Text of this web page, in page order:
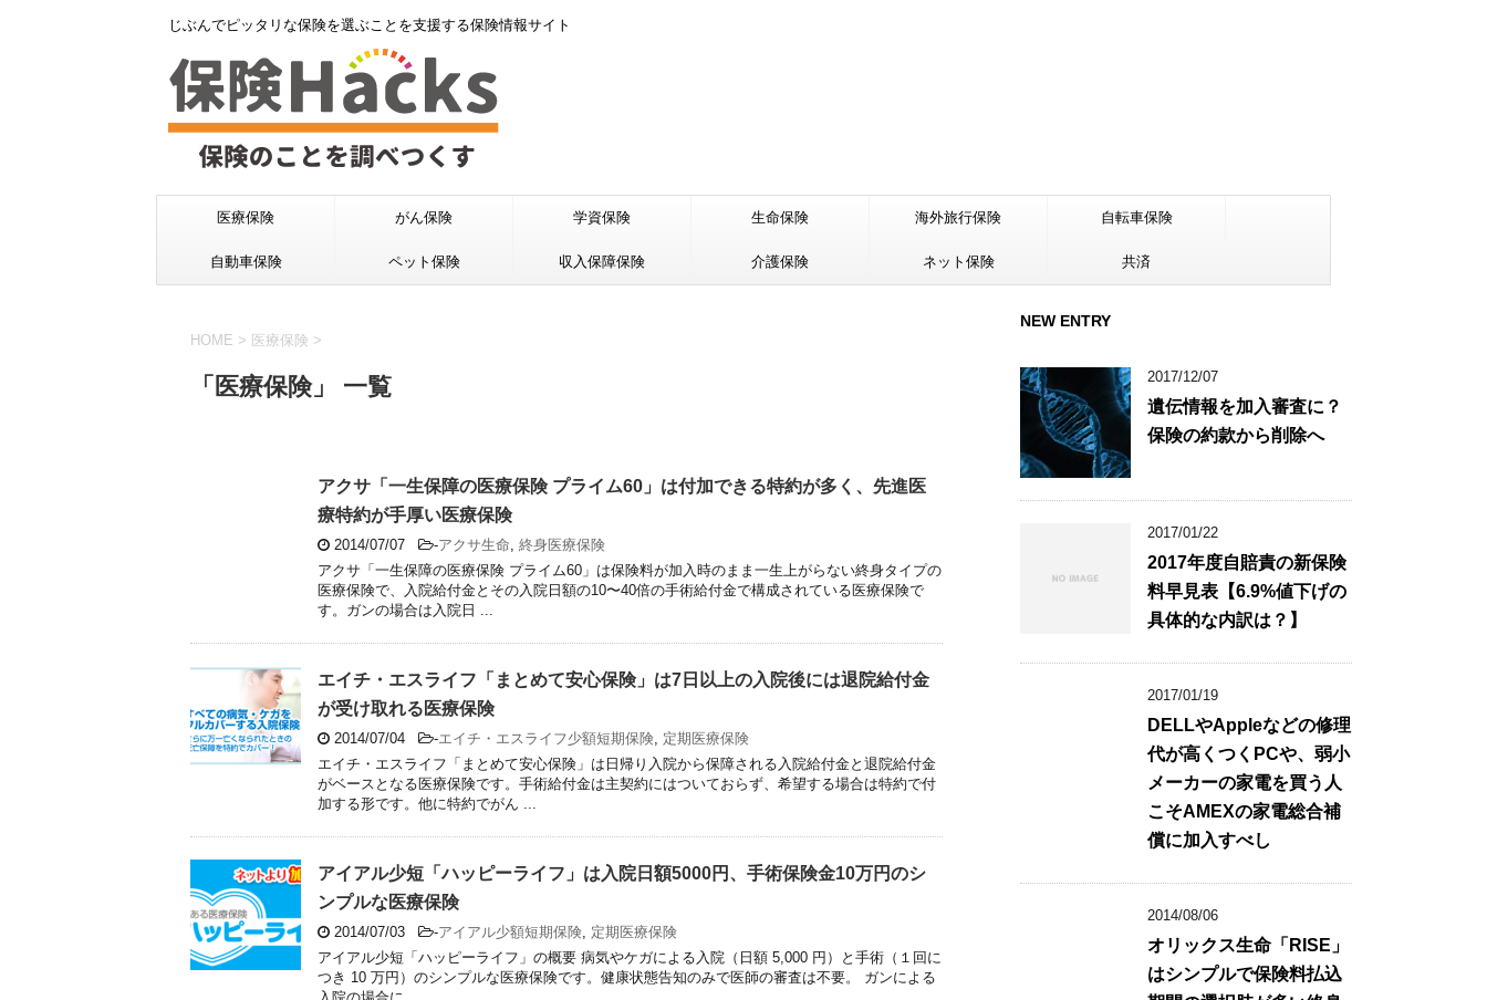
じぶんでピッタリな保険を選ぶことを支援する保険情報サイト
医療保険 がん保険 学資保険 生命保険 海外旅行保険 自転車保険
自動車保険 ペット保険 収入保障保険 介護保険 ネット保険 共済
HOME > 医療保険 >
「医療保険」 一覧
アクサ「一生保障の医療保険 プライム60」は付加できる特約が多く、先進医
療特約が手厚い医療保険
2014/07/07 -アクサ生命 終身医療保険
アクサ「一生保障の医療保険 プライム60」は保険料が加入時のまま一生上がらない終身タイプの
医療保険で、入院給付金とその入院日額の10〜40倍の手術給付金で構成されている医療保険で
す。ガンの場合は入院日 ...
エイチ・エスライフ「まとめて安心保険」は7日以上の入院後には退院給付金
が受け取れる医療保険
2014/07/04 -エイチ・エスライフ少額短期保険 定期医療保険
エイチ・エスライフ「まとめて安心保険」は日帰り入院から保障される入院給付金と退院給付金
がベースとなる医療保険です。手術給付金は主契約にはついておらず、希望する場合は特約で付
加する形です。他に特約でがん ...
アイアル少短「ハッピーライフ」は入院日額5000円、手術保険金10万円のシ
ンプルな医療保険
2014/07/03 -アイアル少額短期保険 定期医療保険
アイアル少短「ハッピーライフ」の概要 病気やケガによる入院（日額 5,000 円）と手術（１回に
つき 10 万円）のシンプルな医療保険です。健康状態告知のみで医師の審査は不要。 ガンによる
NEW ENTRY
2017/12/07
遺伝情報を加入審査に？
保険の約款から削除へ
2017/01/22
2017年度自賠責の新保険
料早見表【6.9%値下げの
具体的な内訳は？】
2017/01/19
DELLやAppleなどの修理
代が高くつくPCや、弱小
メーカーの家電を買う人
こそAMEXの家電総合補
償に加入すべし
2014/08/06
オリックス生命「RISE」
はシンプルで保険料払込